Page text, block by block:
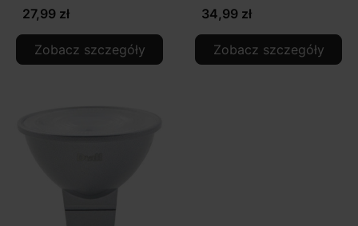
27,99 zł
Zobacz szczegóły
34,99 zł
Zobacz szczegóły